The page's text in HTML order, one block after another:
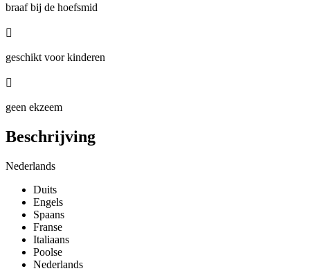
braaf bij de hoefsmid

geschikt voor kinderen

geen ekzeem
Beschrijving
Nederlands
Duits
Engels
Spaans
Franse
Italiaans
Poolse
Nederlands